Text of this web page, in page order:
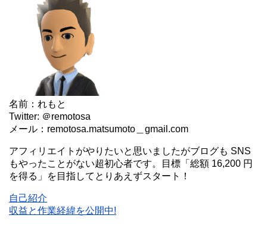
名前：れもと
Twitter: ＠remotosa
メール：remotosa.matsumoto＿gmail.com
アフィリエイトがやりたいと思いましたがブログも SNS
もやったことがない超初心者です。目標「総額 16,200 円
を得る」を目指してとりあえずスタート！
自己紹介
収益と作業経緯を公開中!